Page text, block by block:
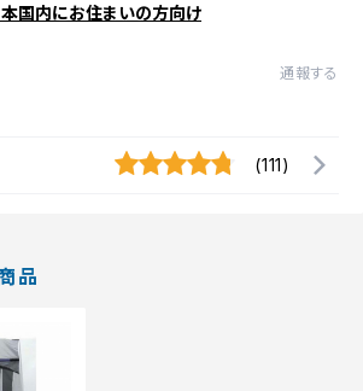
国内にお住まいの方向け
通報する
(111)
品